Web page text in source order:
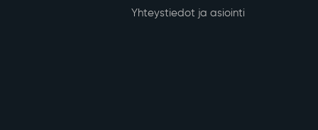
Yhteystiedot ja asiointi